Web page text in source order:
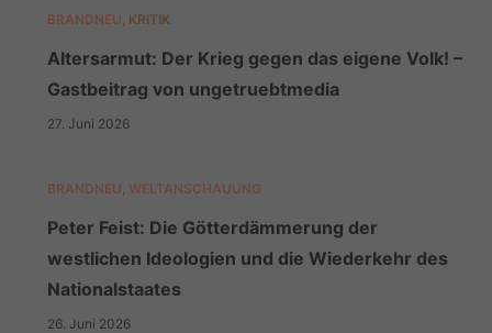
BRANDNEU KRITIK
Altersarmut: Der Krieg gegen das eigene Volk! –
Gastbeitrag von ungetruebtmedia
27. Juni 2026
BRANDNEU WELTANSCHAUUNG
Peter Feist: Die Götterdämmerung der
westlichen Ideologien und die Wiederkehr des
Nationalstaates
26. Juni 2026